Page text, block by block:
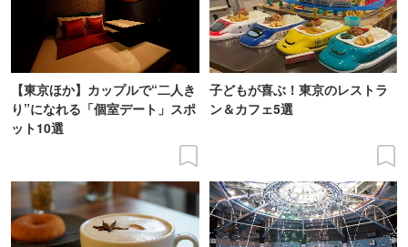
【東京ほか】カップルで“二人き
り”になれる「個室デート」スポ
ット10選
子どもが喜ぶ！東京のレストラ
ン＆カフェ5選